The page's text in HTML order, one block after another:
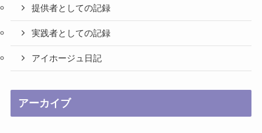
提供者としての記録
実践者としての記録
アイホージュ日記
アーカイブ